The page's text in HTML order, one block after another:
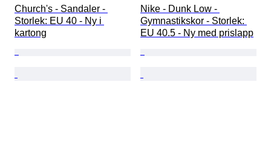
Church's - Sandaler -
Storlek: EU 40 - Ny i
kartong
Nike - Dunk Low -
Gymnastikskor - Storlek:
EU 40.5 - Ny med prislapp